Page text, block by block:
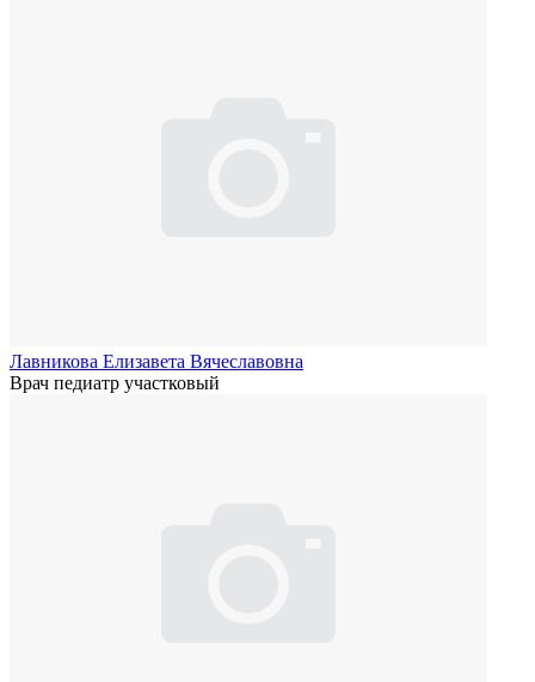
Лавникова Елизавета Вячеславовна
Врач педиатр участковый